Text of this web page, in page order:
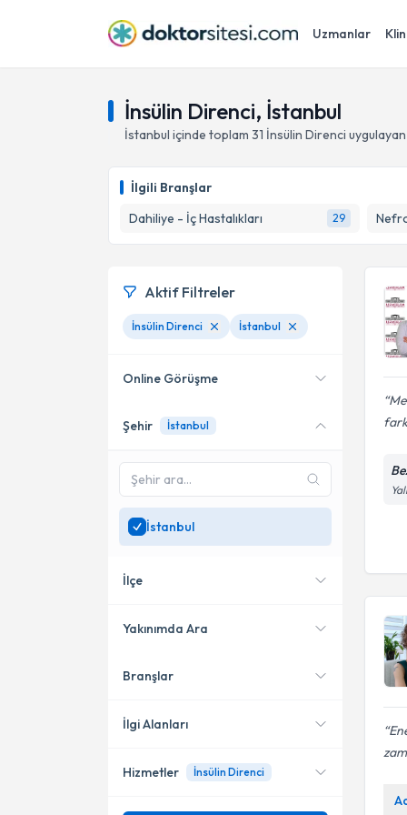
Uzmanlar
İnsülin Direnci, İstanbul
İstanbul içinde toplam 31 İnsülin Direnci
İlgili Branşlar
Dahiliye - İç Hastalıkları
29
Aktif Filtreler
İnsülin Direnci İstanbul
Online Görüşme
Online danışmanlık sunan
Sadeceİstanbul
uzman ara
Şehir İstanbul
İstanbul
İlçe
Kadıköy
Bahçelievler
Yakınımda Ara
Konumuma yakın uzmanları
Branşlar
Dahiliye - İç Hastalıkları
İlgi Alanları
Hizmetler İnsülin Direnci